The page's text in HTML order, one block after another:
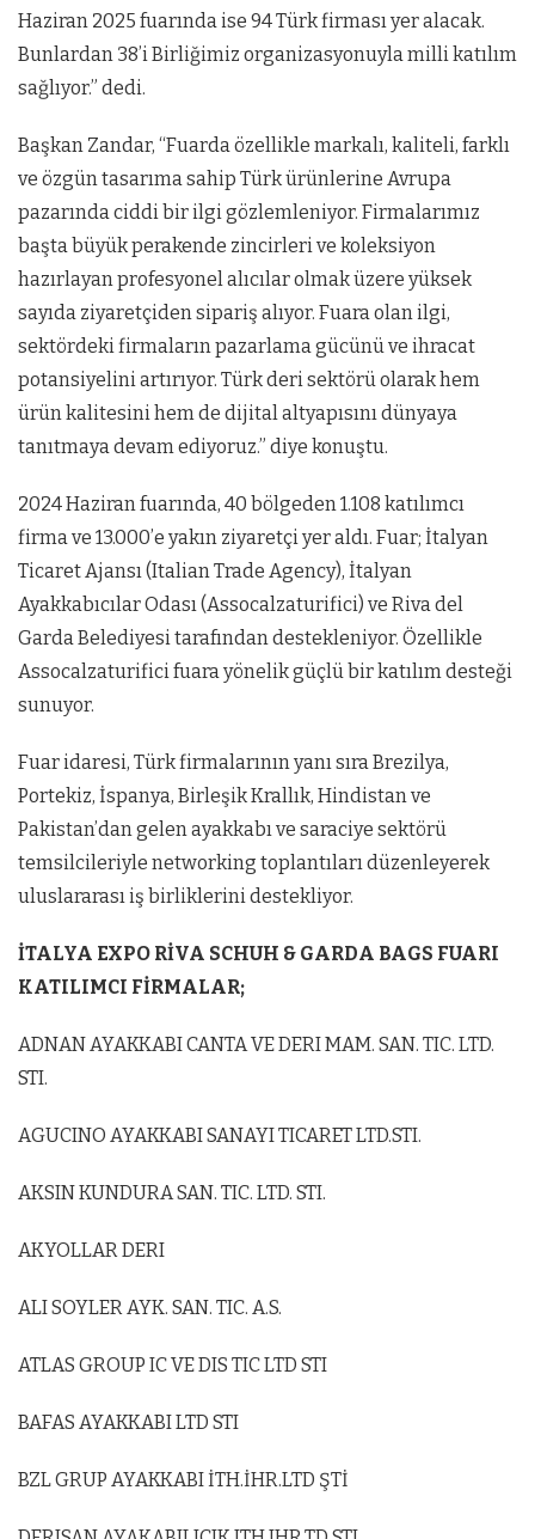
Haziran 2025 fuarında ise 94 Türk firması yer alacak.
Bunlardan 38’i Birliğimiz organizasyonuyla milli katılım
sağlıyor.” dedi.
Başkan Zandar, “Fuarda özellikle markalı, kaliteli, farklı
ve özgün tasarıma sahip Türk ürünlerine Avrupa
pazarında ciddi bir ilgi gözlemleniyor. Firmalarımız
başta büyük perakende zincirleri ve koleksiyon
hazırlayan profesyonel alıcılar olmak üzere yüksek
sayıda ziyaretçiden sipariş alıyor. Fuara olan ilgi,
sektördeki firmaların pazarlama gücünü ve ihracat
potansiyelini artırıyor. Türk deri sektörü olarak hem
ürün kalitesini hem de dijital altyapısını dünyaya
tanıtmaya devam ediyoruz.” diye konuştu.
2024 Haziran fuarında, 40 bölgeden 1.108 katılımcı
firma ve 13.000’e yakın ziyaretçi yer aldı. Fuar; İtalyan
Ticaret Ajansı (Italian Trade Agency), İtalyan
Ayakkabıcılar Odası (Assocalzaturifici) ve Riva del
Garda Belediyesi tarafından destekleniyor. Özellikle
Assocalzaturifici fuara yönelik güçlü bir katılım desteği
sunuyor.
Fuar idaresi, Türk firmalarının yanı sıra Brezilya,
Portekiz, İspanya, Birleşik Krallık, Hindistan ve
Pakistan’dan gelen ayakkabı ve saraciye sektörü
temsilcileriyle networking toplantıları düzenleyerek
uluslararası iş birliklerini destekliyor.
İTALYA EXPO RİVA SCHUH & GARDA BAGS FUARI
KATILIMCI FİRMALAR;
ADNAN AYAKKABI CANTA VE DERI MAM. SAN. TIC. LTD.
STI.
AGUCINO AYAKKABI SANAYI TICARET LTD.STI.
AKSIN KUNDURA SAN. TIC. LTD. STI.
AKYOLLAR DERI
ALI SOYLER AYK. SAN. TIC. A.S.
ATLAS GROUP IC VE DIS TIC LTD STI
BAFAS AYAKKABI LTD STI
BZL GRUP AYAKKABI İTH.İHR.LTD ŞTİ